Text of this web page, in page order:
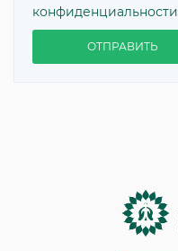
конфиденциальности
ОТПРАВИТЬ